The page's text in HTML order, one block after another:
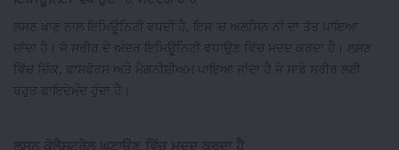
ਲਸਣ ਖਾਣ ਨਾਲ ਇਮਿਊਨਿਟੀ ਵਧਦੀ ਹੈ, ਇਸ 'ਚ ਅਲਸਿਨ ਨਾਂ ਦਾ ਤੱਤ ਪਾਇਆ
ਜਾਂਦਾ ਹੈ। ਜੋ ਸਰੀਰ ਦੇ ਅੰਦਰ ਇਮਿਊਨਿਟੀ ਵਧਾਉਣ ਵਿੱਚ ਮਦਦ ਕਰਦਾ ਹੈ। ਲਸਣ
ਵਿੱਚ ਜ਼ਿੰਕ, ਫਾਸਫੋਰਸ ਅਤੇ ਮੈਗਨੀਸ਼ੀਅਮ ਪਾਇਆ ਜਾਂਦਾ ਹੈ ਜੋ ਸਾਡੇ ਸਰੀਰ ਲਈ
ਬਹੁਤ ਫਾਇਦੇਮੰਦ ਹੁੰਦਾ ਹੈ।